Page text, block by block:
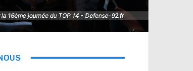
16ème journée du TOP 14 - Defense-92.fr
16ème journée du TOP 14 - Defense-92.fr